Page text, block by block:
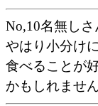
No,10名無しさ
やはり小分け
食べることが
かもしれません